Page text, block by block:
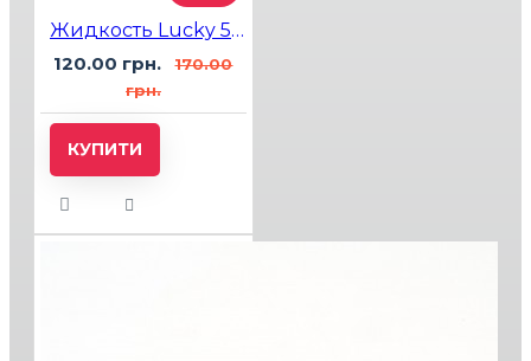
Жидкость Lucky 5% 15мл Strawberry (Клубника) 15мл 5%
120.00 грн.
170.00
грн.
КУПИТИ